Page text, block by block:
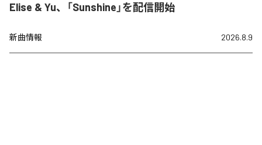
Elise & Yu、「Sunshine」を配信開始
新曲情報 2026.8.9